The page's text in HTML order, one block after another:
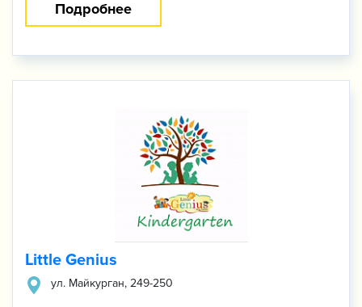
Подробнее
Little Genius
ул. ​Майкурган, 249-250